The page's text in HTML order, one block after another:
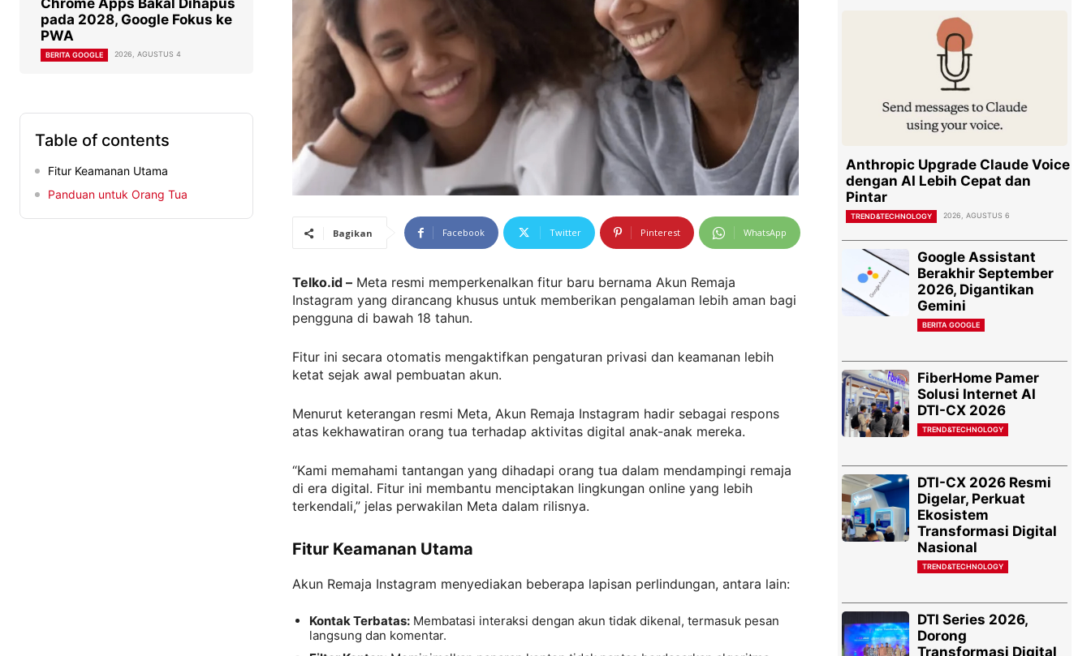
Chrome Apps Bakal Dihapus
pada 2028, Google Fokus ke
PWA
BERITA GOOGLE 2026, AGUSTUS 4
Table of contents
Fitur Keamanan Utama
Panduan untuk Orang Tua
Bagikan Facebook Twitter Pinterest WhatsApp
Telko.id – Meta resmi memperkenalkan fitur baru bernama Akun Remaja
Instagram yang dirancang khusus untuk memberikan pengalaman lebih aman bagi
pengguna di bawah 18 tahun.
Fitur ini secara otomatis mengaktifkan pengaturan privasi dan keamanan lebih
ketat sejak awal pembuatan akun.
Menurut keterangan resmi Meta, Akun Remaja Instagram hadir sebagai respons
atas kekhawatiran orang tua terhadap aktivitas digital anak-anak mereka.
“Kami memahami tantangan yang dihadapi orang tua dalam mendampingi remaja
di era digital. Fitur ini membantu menciptakan lingkungan online yang lebih
terkendali,” jelas perwakilan Meta dalam rilisnya.
Fitur Keamanan Utama
Akun Remaja Instagram menyediakan beberapa lapisan perlindungan, antara lain:
Kontak Terbatas: Membatasi interaksi dengan akun tidak dikenal, termasuk pesan
langsung dan komentar.
Anthropic Upgrade Claude Voice
dengan AI Lebih Cepat dan
Pintar
TREND&TECHNOLOGY 2026, AGUSTUS 6
Google Assistant
Berakhir September
2026, Digantikan
Gemini
BERITA GOOGLE
FiberHome Pamer
Solusi Internet AI
DTI-CX 2026
TREND&TECHNOLOGY
DTI-CX 2026 Resmi
Digelar, Perkuat
Ekosistem
Transformasi Digital
Nasional
TREND&TECHNOLOGY
DTI Series 2026,
Dorong
Transformasi Digital